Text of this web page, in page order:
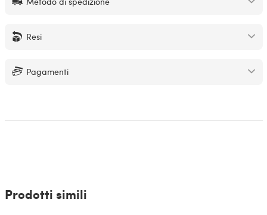
Resi
Pagamenti
Prodotti simili